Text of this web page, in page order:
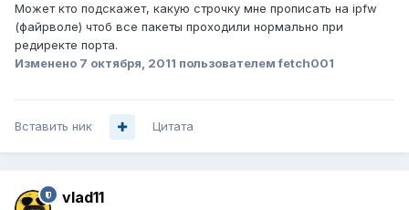
Может кто подскажет, какую строчку мне прописать на ipfw
(файрволе) чтоб все пакеты проходили нормально при
редиректе порта.
Изменено 7 октября, 2011 пользователем fetch001
Вставить ник Цитата
vlad11